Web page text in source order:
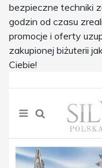
bezpieczne techniki
godzin od czasu
promocje i oferty
zakupionej biżuterii
Ciebie!